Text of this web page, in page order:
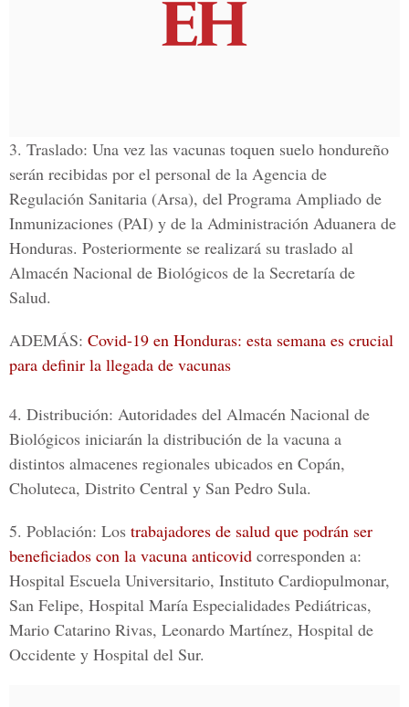
3. Traslado: Una vez las vacunas toquen suelo hondureño
serán recibidas por el personal de la Agencia de
Regulación Sanitaria (Arsa), del Programa Ampliado de
Inmunizaciones (PAI) y de la Administración Aduanera de
Honduras. Posteriormente se realizará su traslado al
Almacén Nacional de Biológicos de la Secretaría de
Salud.
ADEMÁS: Covid-19 en Honduras: esta semana es crucial
para definir la llegada de vacunas
4. Distribución: Autoridades del Almacén Nacional de
Biológicos iniciarán la distribución de la vacuna a
distintos almacenes regionales ubicados en Copán,
Choluteca, Distrito Central y San Pedro Sula.
5. Población: Los trabajadores de salud que podrán ser
beneficiados con la vacuna anticovid corresponden a:
Hospital Escuela Universitario, Instituto Cardiopulmonar,
San Felipe, Hospital María Especialidades Pediátricas,
Mario Catarino Rivas, Leonardo Martínez, Hospital de
Occidente y Hospital del Sur.